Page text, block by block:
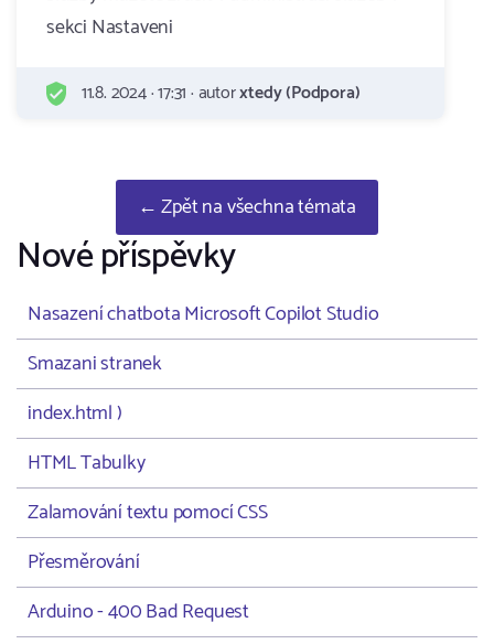
sekci Nastaveni
11.8. 2024 · 17:31 · autorxtedy (Podpora)
← Zpět na všechna témata
Nové příspěvky
Nasazení chatbota Microsoft Copilot Studio
Smazani stranek
index.html )
HTML Tabulky
Zalamování textu pomocí CSS
Přesměrování
Arduino - 400 Bad Request